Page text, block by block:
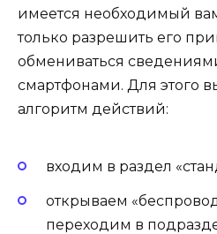
имеется необходимый
только разрешить его
обмениваться
смартфонами. Для этого
алгоритм действий:
входим в раздел
открываем
переходим в